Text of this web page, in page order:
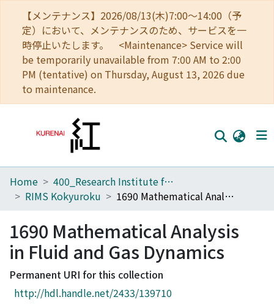
【メンテナンス】2026/08/13(木)7:00～14:00（予
定）において、メンテナンスのため、サービスを一
時停止いたします。 <Maintenance> Service will
be temporarily unavailable from 7:00 AM to 2:00
PM (tentative) on Thursday, August 13, 2026 due
to maintenance.
Home
Browse
Download Ranking
Access Statistics
Home
400_Research Institute for Mathematical Sciences
RIMS Kokyuroku
1690 Mathematical Analysis in Fluid and Gas Dynamics
1690 Mathematical Analysis
in Fluid and Gas Dynamics
Permanent URI for this collection
http://hdl.handle.net/2433/139710